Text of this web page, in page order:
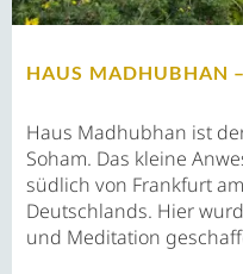
HAUS MADHUBHAN
Haus Madhubhan ist
Soham. Das kleine
südlich von Frankfurt
Deutschlands. Hier
und Meditation